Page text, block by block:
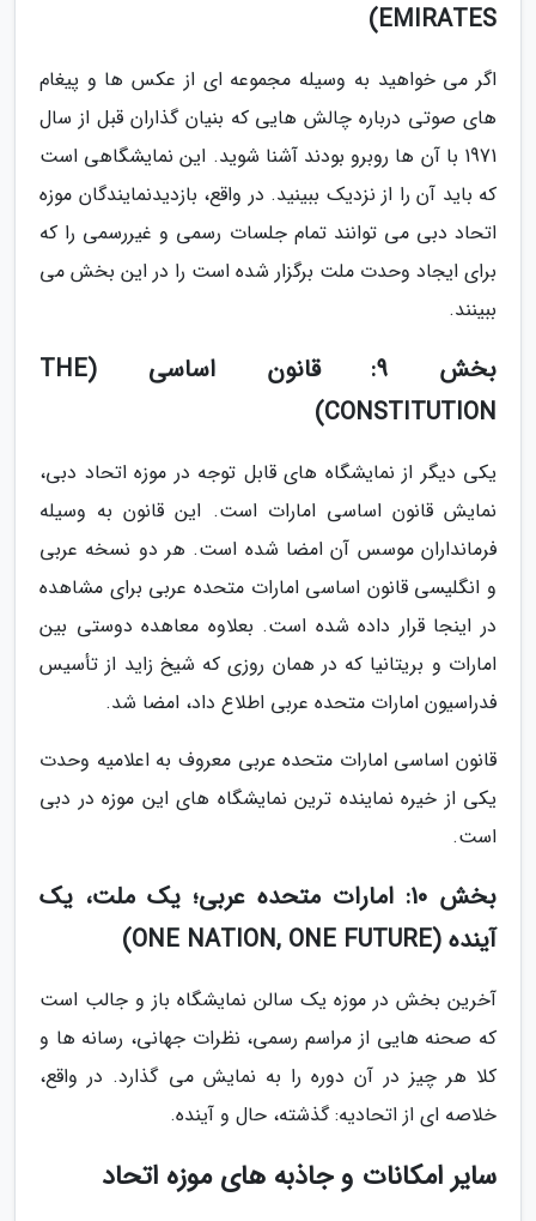
EMIRATES)
اگر می خواهید به وسیله مجموعه ای از عکس ها و پیغام
های صوتی درباره چالش هایی که بنیان گذاران قبل از سال
1971 با آن ها روبرو بودند آشنا شوید. این نمایشگاهی است
که باید آن را از نزدیک ببینید. در واقع، بازدیدنمایندگان موزه
اتحاد دبی می توانند تمام جلسات رسمی و غیررسمی را که
برای ایجاد وحدت ملت برگزار شده است را در این بخش می
ببینند.
بخش 9: قانون اساسی (THE
CONSTITUTION)
یکی دیگر از نمایشگاه های قابل توجه در موزه اتحاد دبی،
نمایش قانون اساسی امارات است. این قانون به وسیله
فرمانداران موسس آن امضا شده است. هر دو نسخه عربی
و انگلیسی قانون اساسی امارات متحده عربی برای مشاهده
در اینجا قرار داده شده است. بعلاوه معاهده دوستی بین
امارات و بریتانیا که در همان روزی که شیخ زاید از تأسیس
فدراسیون امارات متحده عربی اطلاع داد، امضا شد.
قانون اساسی امارات متحده عربی معروف به اعلامیه وحدت
یکی از خیره نماینده ترین نمایشگاه های این موزه در دبی
است.
بخش 10: امارات متحده عربی؛ یک ملت، یک
آینده (ONE NATION, ONE FUTURE)
آخرین بخش در موزه یک سالن نمایشگاه باز و جالب است
که صحنه هایی از مراسم رسمی، نظرات جهانی، رسانه ها و
کلا هر چیز در آن دوره را به نمایش می گذارد. در واقع،
خلاصه ای از اتحادیه: گذشته، حال و آینده.
سایر امکانات و جاذبه های موزه اتحاد